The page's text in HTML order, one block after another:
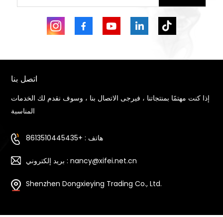
اتصل بنا
إذا كنت مهتمًا بمنتجاتنا ، فيرجى الاتصال بنا ، وسوف نقدم لك الخدمات
المناسبة
هاتف : +8613510445435
بريد إلكتروني : nancy@xifei.net.cn
Shenzhen Dongxieying Trading Co., Ltd.